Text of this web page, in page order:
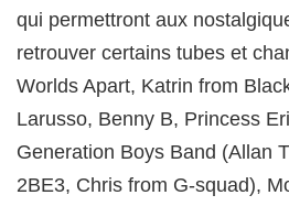
qui permettront aux
retrouver certains tubes et
Worlds Apart, Katrin from
Larusso, Benny B, Princess
Generation Boys Band (Allan
2BE3, Chris from G-squad),